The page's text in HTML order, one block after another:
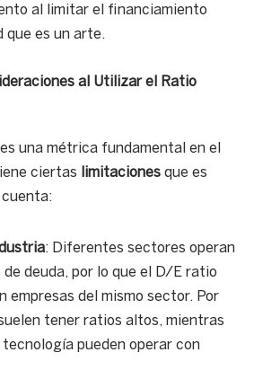
al limitar el financiamiento
que es un arte.
al Utilizar el Ratio
una métrica fundamental en el
ciertas
limitaciones que es
: Diferentes sectores operan
deuda, por lo que el D/E ratio
empresas del mismo sector. Por
tener ratios altos, mientras
tecnología pueden operar con